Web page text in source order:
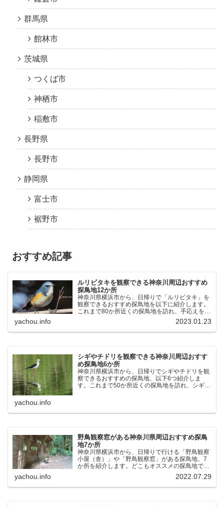
群馬県
館林市
茨城県
つくば市
神栖市
稲敷市
長野県
長野市
静岡県
富士市
裾野市
おすすめ記事
ルリビタキを観察できる神奈川周辺おすすめ
探鳥地12か所
神奈川県横浜市から、日帰りで「ルリビタキ」を
観察できるおすすめ探鳥地を以下に紹介します。
これまで80か所近くの探鳥地を訪れ、手応えを感
じた場所です。以下、★ が多いほど観察しやす
く、出現頻度が高いと感じた場所です。 北本自然
観察公園：埼玉県...
yachou.info 2023.01.23
シギやチドリを観察できる神奈川周辺おすす
め探鳥地6か所
神奈川県横浜市から、日帰りでシギやチドリを観
察できるおすすめの探鳥地、以下6つ紹介しま
す。これまで50か所近くの探鳥地を訪れ、シギや
yachou.info
野鳥観察窓がある神奈川県周辺おすすめ探鳥
地7か所
神奈川県横浜市から、日帰りで行ける「野鳥観察
小屋（舎）」や「野鳥観察窓」がある探鳥地、7
か所を紹介します。どこもオススメの探鳥地で
す。実際に訪れてみると、野山にいる野鳥、海や
湖にいる野鳥それぞれ違う観察になりました。街
中にあり、電車で行ける...
yachou.info 2022.07.29